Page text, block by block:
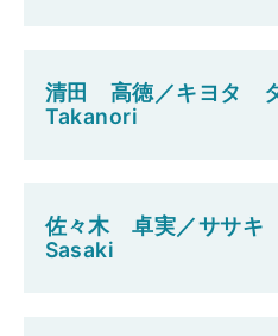
清田 高徳／キヨタ
Takanori
佐々木 卓実／ササキ
Sasaki